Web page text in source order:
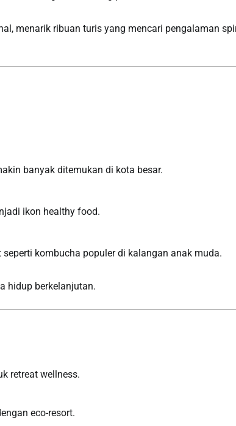
menarik ribuan turis yang mencari pengalaman
banyak ditemukan di kota besar.
ikon healthy food.
kombucha populer di kalangan anak muda.
hidup berkelanjutan.
retreat wellness.
eco-resort.